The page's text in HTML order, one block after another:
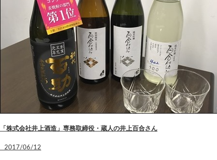
「株式会社井上酒造」専務取締役・蔵人の井上百合さん
2017/06/12